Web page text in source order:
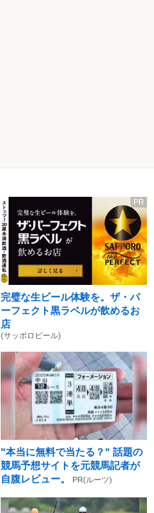
PR
完璧な生ビール体験を。ザ・パ
ーフェクト黒ラベルが飲めるお
店
(サッポロビール)
"本当に無料で当たる？" 話題の
競馬予想サイトを元競馬記者が
自腹レビュー。
PR(ルーツ)